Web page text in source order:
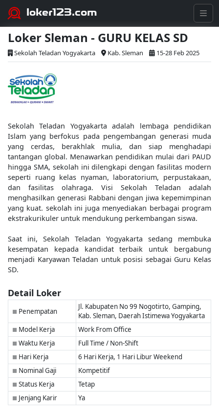
loker123.com
Loker Sleman - GURU KELAS SD
Sekolah Teladan Yogyakarta Kab. Sleman 15-28 Feb 2025
Sekolah Teladan Yogyakarta adalah lembaga pendidikan
Islam yang berfokus pada pengembangan generasi muda
yang cerdas, berakhlak mulia, dan siap menghadapi
tantangan global. Menawarkan pendidikan mulai dari PAUD
hingga SMA, sekolah ini dilengkapi dengan fasilitas modern
seperti ruang kelas nyaman, laboratorium, perpustakaan,
dan fasilitas olahraga. Visi Sekolah Teladan adalah
menghasilkan generasi Rabbani dengan jiwa kepemimpinan
yang kuat. sekolah ini juga menyediakan berbagai program
ekstrakurikuler untuk mendukung perkembangan siswa.
Saat ini, Sekolah Teladan Yogyakarta sedang membuka
kesempatan kepada kandidat terbaik untuk bergabung
menjadi Karyawan Teladan untuk posisi sebagai Guru Kelas
SD.
Detail Loker
■ Penempatan
Jl. Kabupaten No 99 Nogotirto, Gamping,
Kab. Sleman, Daerah Istimewa Yogyakarta
■ Model Kerja Work From Office
■ Waktu Kerja Full Time / Non-Shift
■ Hari Kerja 6 Hari Kerja, 1 Hari Libur Weekend
■ Nominal Gaji Kompetitif
■ Status Kerja Tetap
■ Jenjang Karir Ya